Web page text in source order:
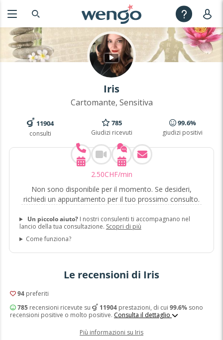
Iris
Cartomante, Sensitiva
11904
consulti
785
Giudizi ricevuti
99.6%
giudizi positivi
2.50CHF/min
Non sono disponibile per il momento. Se desideri,
richiedi un appuntamento per il tuo prossimo consulto.
Un piccolo aiuto?I nostri consulenti ti accompagnano nel
lancio della tua consultazione. Scopri di più
Come funziona?
Le recensioni di Iris
94preferiti
785recensioni ricevute su 11904prestazioni, di cui 99.6%sono
recensioni positive o molto positive. Consulta il dettaglio
Più informazioni su Iris